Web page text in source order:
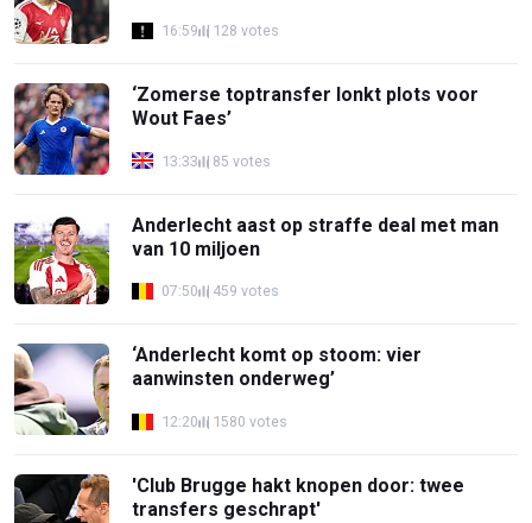
16:59 128 votes
‘Zomerse toptransfer lonkt plots voor
Wout Faes’
13:33 85 votes
Anderlecht aast op straffe deal met man
van 10 miljoen
07:50 459 votes
‘Anderlecht komt op stoom: vier
aanwinsten onderweg’
12:20 1580 votes
'Club Brugge hakt knopen door: twee
transfers geschrapt'